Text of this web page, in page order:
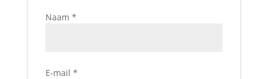
Naam *
E-mail *